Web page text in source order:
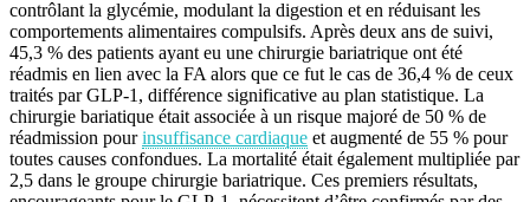
contrôlant la glycémie, modulant la digestion et en réduisant les
comportements alimentaires compulsifs. Après deux ans de suivi,
45,3 % des patients ayant eu une chirurgie bariatrique ont été
réadmis en lien avec la FA alors que ce fut le cas de 36,4 % de ceux
traités par GLP-1, différence significative au plan statistique. La
chirurgie bariatique était associée à un risque majoré de 50 % de
réadmission pourinsuffisance cardiaque et augmenté de 55 % pour
toutes causes confondues. La mortalité était également multipliée par
2,5 dans le groupe chirurgie bariatrique. Ces premiers résultats,